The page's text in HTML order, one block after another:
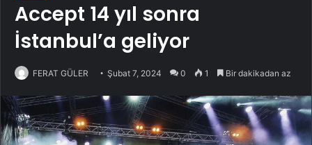
Accept 14 yıl sonra
İstanbul’a geliyor
FERAT GÜLER Şubat 7, 2024 0 1 Bir dakikadan az